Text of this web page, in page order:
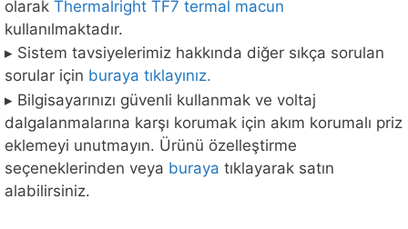
olarak Thermalright TF7 termal macun
kullanılmaktadır.
▸ Sistem tavsiyelerimiz hakkında diğer sıkça sorulan
sorular için buraya tıklayınız.
▸ Bilgisayarınızı güvenli kullanmak ve voltaj
dalgalanmalarına karşı korumak için akım korumalı priz
eklemeyi unutmayın. Ürünü özelleştirme
seçeneklerinden veya buraya tıklayarak satın
alabilirsiniz.